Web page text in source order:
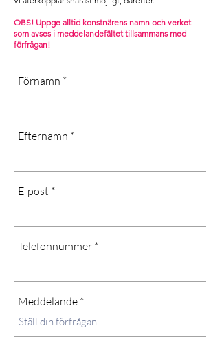
[Dust dry only, don’t use water or
chemicals, long-term exposure in
cold or wet areas, as well as direct
canvas]
OBS! Uppge alltid konstnärens namn och verket
som avses i meddelandefältet tillsammans med
förfrågan!
Förnamn
Efternamn
E-post
Telefonnummer
Meddelande